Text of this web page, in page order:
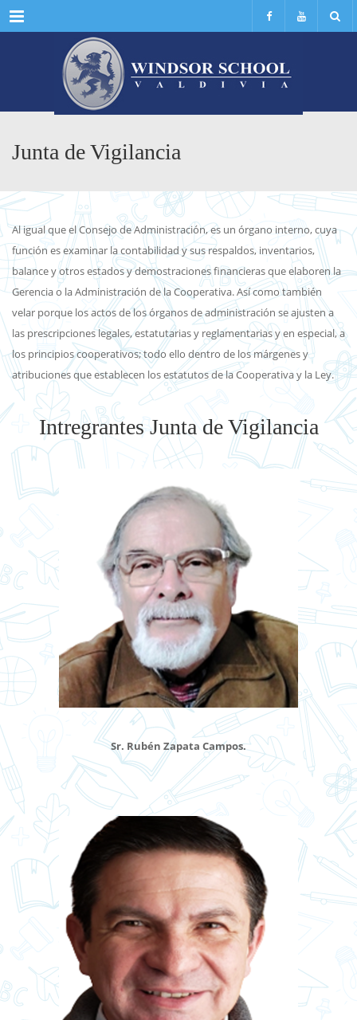
Menu
Junta de Vigilancia
Al igual que el Consejo de Administración, es un órgano interno, cuya
función es examinar la contabilidad y sus respaldos, inventarios,
balance y otros estados y demostraciones financieras que elaboren la
Gerencia o la Administración de la Cooperativa. Así como también
velar porque los actos de los órganos de administración se ajusten a
las prescripciones legales, estatutarias y reglamentarias y en especial, a
los principios cooperativos; todo ello dentro de los márgenes y
atribuciones que establecen los estatutos de la Cooperativa y la Ley.
Intregrantes Junta de Vigilancia
Sr. Rubén Zapata Campos.